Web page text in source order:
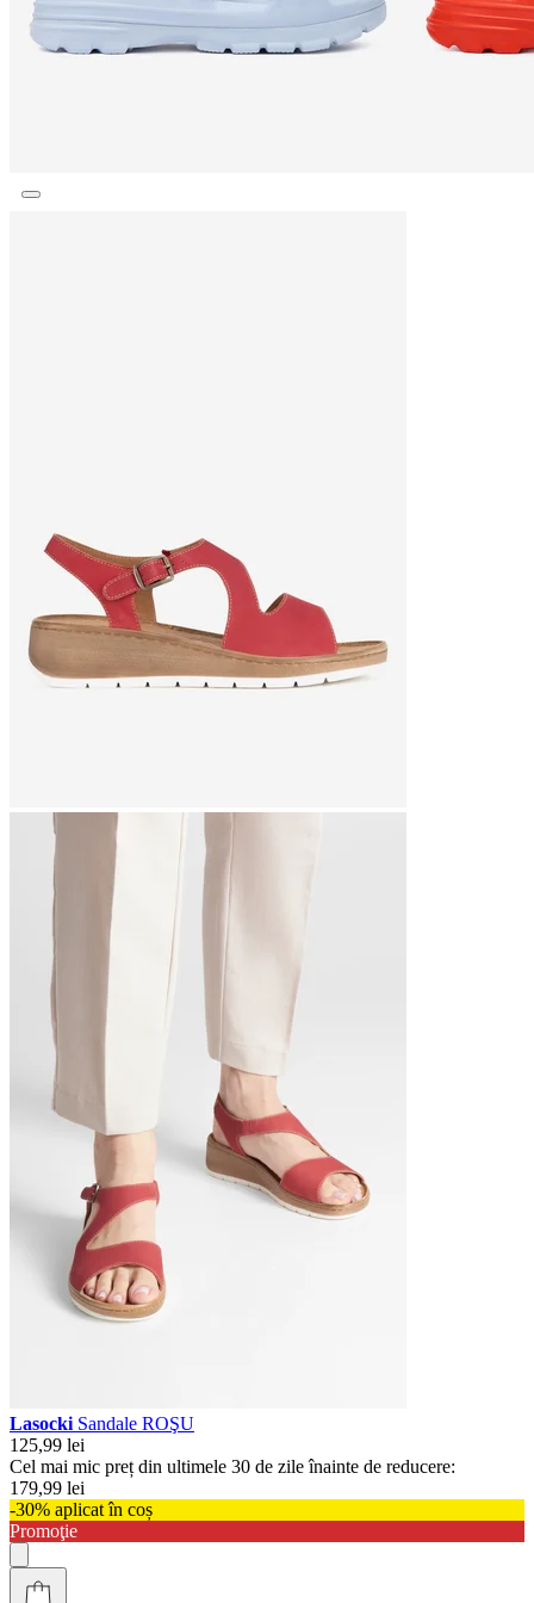
Lasocki Sandale ROŞU
125,99 lei
Cel mai mic preț din ultimele 30 de zile înainte de reducere:
179,99 lei
-30% aplicat în coș
Promoţie